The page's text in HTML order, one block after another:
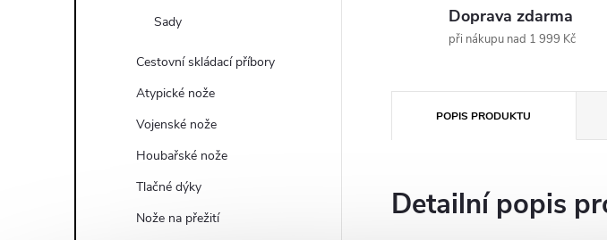
Sady
Cestovní skládací příbory
Atypické nože
Vojenské nože
Houbařské nože
Tlačné dýky
Nože na přežití
Doprava zdarma
při nákupu nad 1 999 Kč
POPIS PRODUKTU
Detailní popis